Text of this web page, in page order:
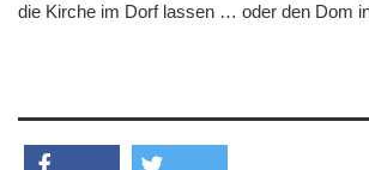
die Kirche im Dorf lassen … oder den Dom